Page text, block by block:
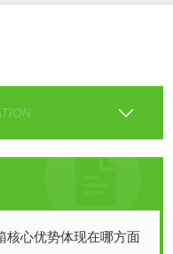
核心优势体现在哪方面